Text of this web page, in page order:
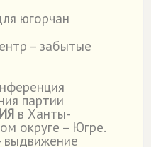
югорчан
– забытые
партии
в Ханты-
округе – Югре.
выдвижение